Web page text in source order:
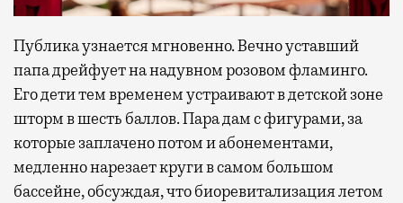
Публика узнается мгновенно. Вечно уставший
папа дрейфует на надувном розовом фламинго.
Его дети тем временем устраивают в детской зоне
шторм в шесть баллов. Пара дам с фигурами, за
которые заплачено потом и абонементами,
медленно нарезает круги в самом большом
бассейне, обсуждая, что биоревитализация летом